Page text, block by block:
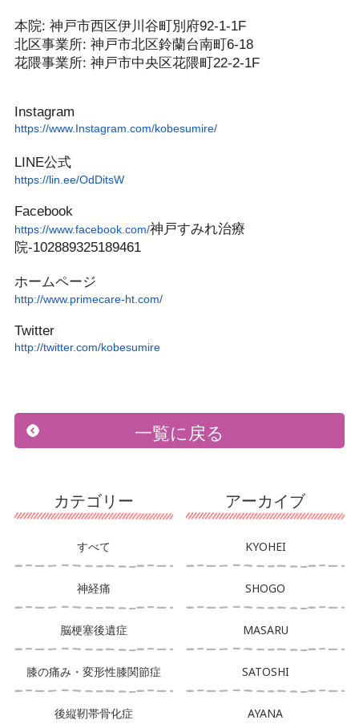
カテゴリー
すべて
神経痛
脳梗塞後遺症
膝の痛み・変形性膝関節症
後縦靭帯骨化症
アーカイブ
KYOHEI
SHOGO
MASARU
SATOSHI
AYANA
本院: 神戸市西区伊川谷町別府92-1-1F
北区事業所: 神戸市北区鈴蘭台南町6-18
花隈事業所: 神戸市中央区花隈町22-2-1F
Instagram
https://www.Instagram.com/kobesumire/
LINE公式
https://lin.ee/OdDitsW
Facebook
https://www.facebook.com/神戸すみれ治療
院-102889325189461
ホームページ
http://www.primecare-ht.com/
Twitter
http://twitter.com/kobesumire
一覧に戻る